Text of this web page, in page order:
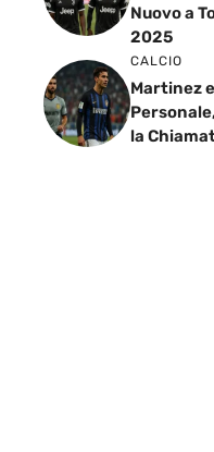
Nuovo a
2025
CALCIO
Martinez
la